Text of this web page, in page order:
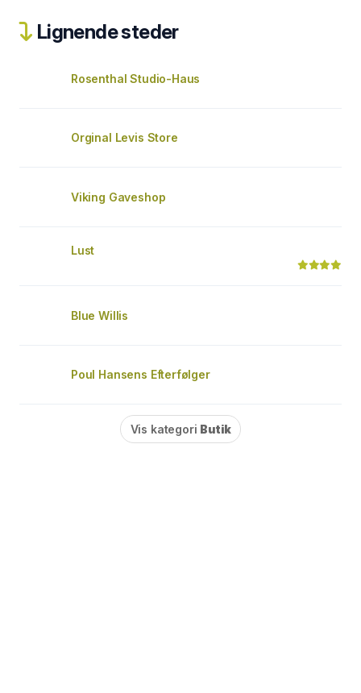
Lignende steder
Rosenthal Studio-Haus
Orginal Levis Store
Viking Gaveshop
Lust
Blue Willis
Poul Hansens Efterfølger
Vis kategori Butik